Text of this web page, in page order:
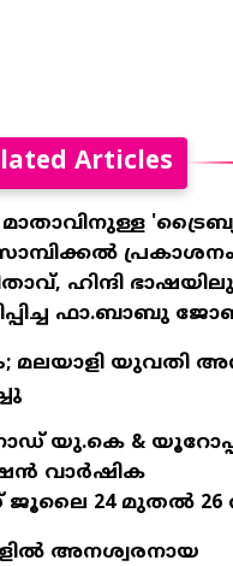
Articles
പ്രകാശനം
ഹിന്ദി
ഫാ.ബാബു
മലയാളി യുവതി
യു.കെ &
വാർഷിക
24 മുതൽ 26
അനശ്വരനായ